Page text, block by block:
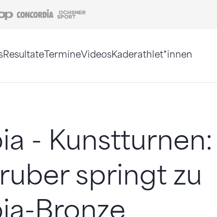
Coop Concordia
ResultateTermineVideosKaderathlet*innen
- Kunstturnen:
springt zu
Bronze